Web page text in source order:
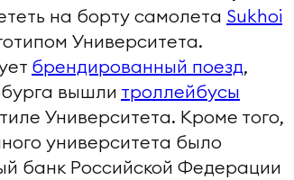
на борту самолета Sukhoi
Университета.
брендированный поезд,
вышли троллейбусы
Университета. Кроме того,
университета было
банк Российской Федерации